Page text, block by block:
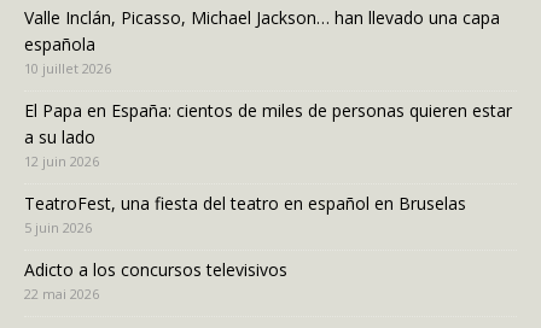
Valle Inclán, Picasso, Michael Jackson… han llevado una capa
española
10 juillet 2026
El Papa en España: cientos de miles de personas quieren estar
a su lado
12 juin 2026
TeatroFest, una fiesta del teatro en español en Bruselas
5 juin 2026
Adicto a los concursos televisivos
22 mai 2026